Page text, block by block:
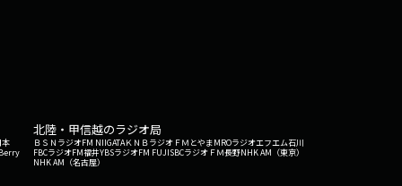
本
北陸・甲信越のラジオ局
ＢＳＮラジオFM NIIGATAＫＮＢラジオ ＦＭとやまMROラジオエフエム石川
FBCラジオFM福井YBSラジオFM FUJISBCラジオ ＦＭ長野NHK AM（東京）
NHK AM（名古屋）